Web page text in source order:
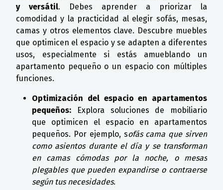
y versátil. Debes aprender a priorizar la
comodidad y la practicidad al elegir sofás, mesas,
camas y otros elementos clave. Descubre muebles
que optimicen el espacio y se adapten a diferentes
usos, especialmente si estás amueblando un
apartamento pequeño o un espacio con múltiples
funciones.
Optimización del espacio en apartamentos
pequeños: Explora soluciones de mobiliario
que optimicen el espacio en apartamentos
pequeños. Por ejemplo, sofás cama que sirven
como asientos durante el día y se transforman
en camas cómodas por la noche, o mesas
plegables que pueden expandirse o contraerse
según tus necesidades.